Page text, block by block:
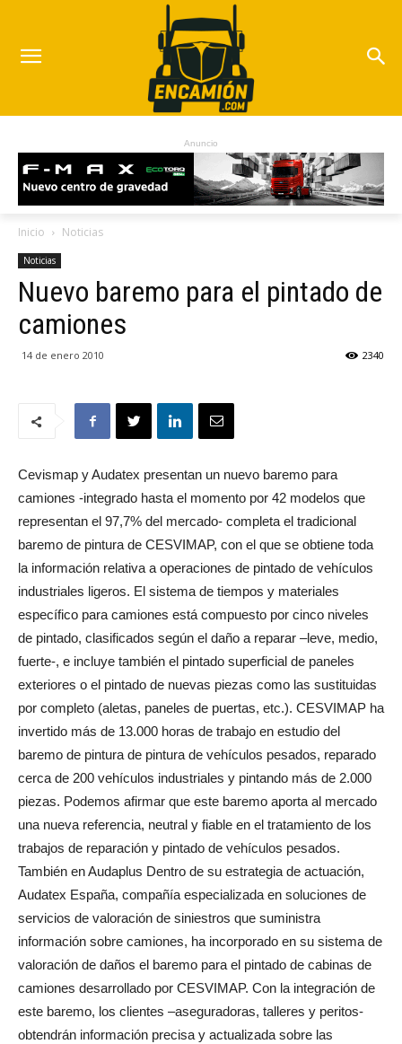
Anuncio
Inicio Noticias
Noticias
Nuevo baremo para el pintado de
camiones
14 de enero 2010 2340
Cevismap y Audatex presentan un nuevo baremo para
camiones -integrado hasta el momento por 42 modelos que
representan el 97,7% del mercado- completa el tradicional
baremo de pintura de CESVIMAP, con el que se obtiene toda
la información relativa a operaciones de pintado de vehículos
industriales ligeros. El sistema de tiempos y materiales
específico para camiones está compuesto por cinco niveles
de pintado, clasificados según el daño a reparar –leve, medio,
fuerte-, e incluye también el pintado superficial de paneles
exteriores o el pintado de nuevas piezas como las sustituidas
por completo (aletas, paneles de puertas, etc.). CESVIMAP ha
invertido más de 13.000 horas de trabajo en estudio del
baremo de pintura de pintura de vehículos pesados, reparado
cerca de 200 vehículos industriales y pintando más de 2.000
piezas. Podemos afirmar que este baremo aporta al mercado
una nueva referencia, neutral y fiable en el tratamiento de los
trabajos de reparación y pintado de vehículos pesados.
También en Audaplus Dentro de su estrategia de actuación,
Audatex España, compañía especializada en soluciones de
servicios de valoración de siniestros que suministra
información sobre camiones, ha incorporado en su sistema de
valoración de daños el baremo para el pintado de cabinas de
camiones desarrollado por CESVIMAP. Con la integración de
este baremo, los clientes –aseguradoras, talleres y peritos-
obtendrán información precisa y actualizada sobre las